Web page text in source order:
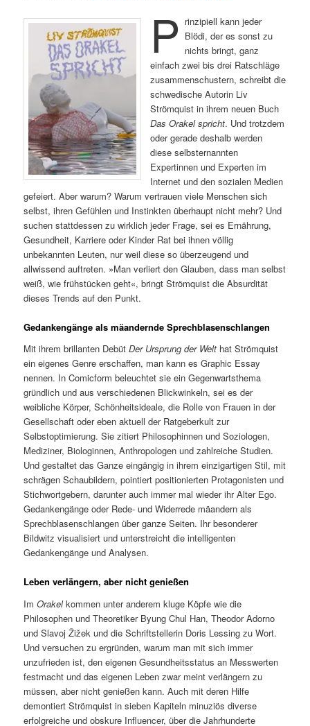
P rinzipiell kann jeder
Blödi, der es sonst zu
nichts bringt, ganz
einfach zwei bis drei Ratschläge
zusammenschustern, schreibt die
schwedische Autorin Liv
Strömquist in ihrem neuen Buch
Das Orakel spricht. Und trotzdem
oder gerade deshalb werden
diese selbsternannten
Expertinnen und Experten im
Internet und den sozialen Medien
gefeiert. Aber warum? Warum vertrauen viele Menschen sich
selbst, ihren Gefühlen und Instinkten überhaupt nicht mehr? Und
suchen stattdessen zu wirklich jeder Frage, sei es Ernährung,
Gesundheit, Karriere oder Kinder Rat bei ihnen völlig
unbekannten Leuten, nur weil diese so überzeugend und
allwissend auftreten. »Man verliert den Glauben, dass man selbst
weiß, wie frühstücken geht«, bringt Strömquist die Absurdität
dieses Trends auf den Punkt.
Gedankengänge als mäandernde Sprechblasenschlangen
Mit ihrem brillanten DebütDer Ursprung der Welt hat Strömquist
ein eigenes Genre erschaffen, man kann es Graphic Essay
nennen. In Comicform beleuchtet sie ein Gegenwartsthema
gründlich und aus verschiedenen Blickwinkeln, sei es der
weibliche Körper, Schönheitsideale, die Rolle von Frauen in der
Gesellschaft oder eben aktuell der Ratgeberkult zur
Selbstoptimierung. Sie zitiert Philosophinnen und Soziologen,
Mediziner, Biologinnen, Anthropologen und zahlreiche Studien.
Und gestaltet das Ganze eingängig in ihrem einzigartigen Stil, mit
schrägen Schaubildern, pointiert positionierten Protagonisten und
Stichwortgebern, darunter auch immer mal wieder ihr Alter Ego.
Gedankengänge oder Rede- und Widerrede mäandern als
Sprechblasenschlangen über ganze Seiten. Ihr besonderer
Bildwitz visualisiert und unterstreicht die intelligenten
Gedankengänge und Analysen.
Leben verlängern, aber nicht genießen
ImOrakelkommen unter anderem kluge Köpfe wie die
Philosophen und Theoretiker Byung Chul Han, Theodor Adorno
und Slavoj Žižek und die Schriftstellerin Doris Lessing zu Wort.
Und versuchen zu ergründen, warum man mit sich immer
unzufrieden ist, den eigenen Gesundheitsstatus an Messwerten
festmacht und das eigenen Leben zwar meint verlängern zu
müssen, aber nicht genießen kann. Auch mit deren Hilfe
demontiert Strömquist in sieben Kapiteln minuziös diverse
erfolgreiche und obskure Influencer, über die Jahrhunderte